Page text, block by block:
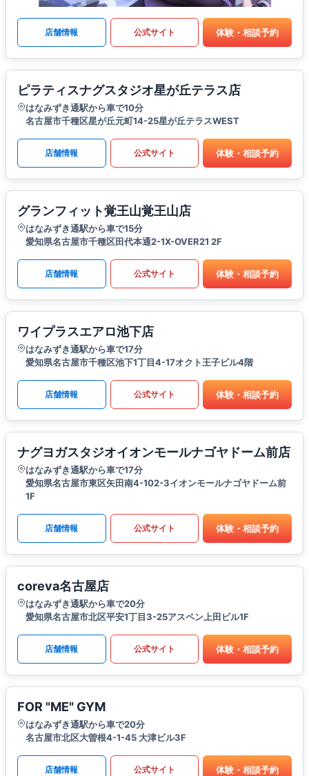
店舗情報 公式サイト 体験・相談予約
ピラティスナグスタジオ星が丘テラス店
はなみずき通駅から車で10分
名古屋市千種区星が丘元町14-25星が丘テラスWEST
店舗情報 公式サイト 体験・相談予約
グランフィット覚王山覚王山店
はなみずき通駅から車で15分
愛知県名古屋市千種区田代本通2-1X-OVER21 2F
店舗情報 公式サイト 体験・相談予約
ワイプラスエアロ池下店
はなみずき通駅から車で17分
愛知県名古屋市千種区池下1丁目4-17オクト王子ビル4階
店舗情報 公式サイト 体験・相談予約
ナグヨガスタジオイオンモールナゴヤドーム前店
はなみずき通駅から車で17分
愛知県名古屋市東区矢田南4-102-3イオンモールナゴヤドーム前
1F
店舗情報 公式サイト 体験・相談予約
coreva名古屋店
はなみずき通駅から車で20分
愛知県名古屋市北区平安1丁目3-25アスペン上田ビル1F
店舗情報 公式サイト 体験・相談予約
FOR "ME" GYM
はなみずき通駅から車で20分
名古屋市北区大曽根4-1-45 大津ビル3F
店舗情報 公式サイト 体験・相談予約